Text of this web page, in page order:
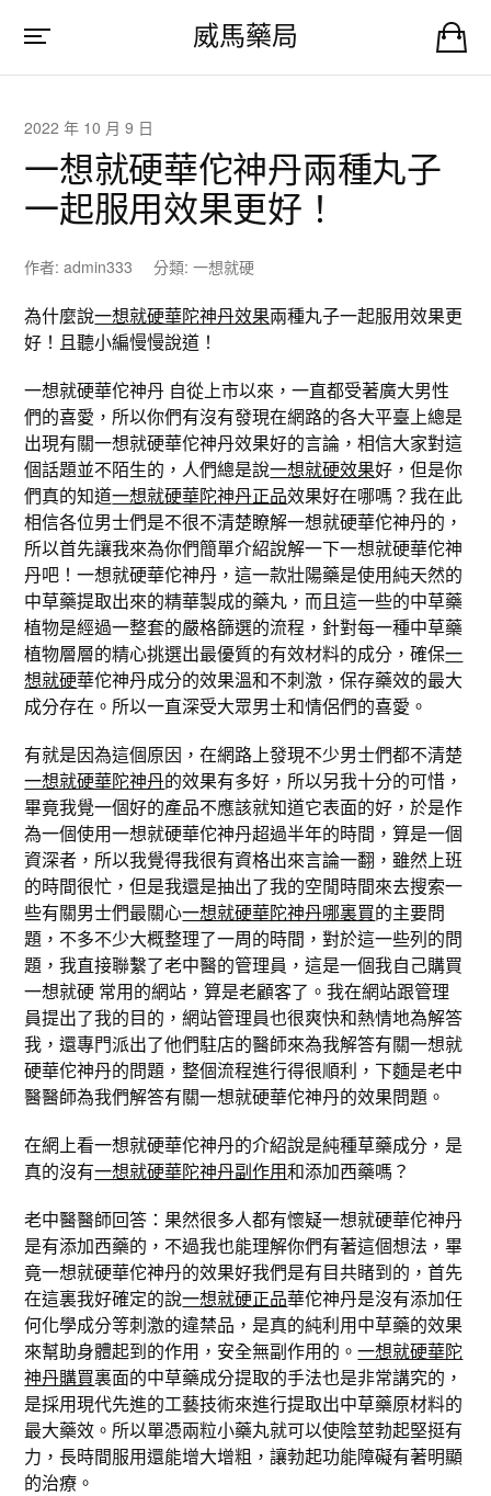
威馬藥局
2022 年 10 月 9 日
一想就硬華佗神丹兩種丸子
一起服用效果更好！
作者:admin333 分類: 一想就硬
為什麼說一想就硬華陀神丹效果兩種丸子一起服用效果更
好！且聽小編慢慢說道！
一想就硬華佗神丹 自從上市以來，一直都受著廣大男性
們的喜愛，所以你們有沒有發現在網路的各大平臺上總是
出現有關一想就硬華佗神丹效果好的言論，相信大家對這
個話題並不陌生的，人們總是說一想就硬效果好，但是你
們真的知道一想就硬華陀神丹正品效果好在哪嗎？我在此
相信各位男士們是不很不清楚瞭解一想就硬華佗神丹的，
所以首先讓我來為你們簡單介紹說解一下一想就硬華佗神
丹吧！一想就硬華佗神丹，這一款壯陽藥是使用純天然的
中草藥提取出來的精華製成的藥丸，而且這一些的中草藥
植物是經過一整套的嚴格篩選的流程，針對每一種中草藥
植物層層的精心挑選出最優質的有效材料的成分，確保一
想就硬華佗神丹成分的效果溫和不刺激，保存藥效的最大
成分存在。所以一直深受大眾男士和情侶們的喜愛。
有就是因為這個原因，在網路上發現不少男士們都不清楚
一想就硬華陀神丹的效果有多好，所以另我十分的可惜，
畢竟我覺一個好的產品不應該就知道它表面的好，於是作
為一個使用一想就硬華佗神丹超過半年的時間，算是一個
資深者，所以我覺得我很有資格出來言論一翻，雖然上班
的時間很忙，但是我還是抽出了我的空閒時間來去搜索一
些有關男士們最關心一想就硬華陀神丹哪裏買的主要問
題，不多不少大概整理了一周的時間，對於這一些列的問
題，我直接聯繫了老中醫的管理員，這是一個我自己購買
一想就硬 常用的網站，算是老顧客了。我在網站跟管理
員提出了我的目的，網站管理員也很爽快和熱情地為解答
我，還專門派出了他們駐店的醫師來為我解答有關一想就
硬華佗神丹的問題，整個流程進行得很順利，下麵是老中
醫醫師為我們解答有關一想就硬華佗神丹的效果問題。
在網上看一想就硬華佗神丹的介紹說是純種草藥成分，是
真的沒有一想就硬華陀神丹副作用和添加西藥嗎？
老中醫醫師回答：果然很多人都有懷疑一想就硬華佗神丹
是有添加西藥的，不過我也能理解你們有著這個想法，畢
竟一想就硬華佗神丹的效果好我們是有目共睹到的，首先
在這裏我好確定的說一想就硬正品華佗神丹是沒有添加任
何化學成分等刺激的違禁品，是真的純利用中草藥的效果
來幫助身體起到的作用，安全無副作用的。一想就硬華陀
神丹購買裏面的中草藥成分提取的手法也是非常講究的，
是採用現代先進的工藝技術來進行提取出中草藥原材料的
最大藥效。所以單憑兩粒小藥丸就可以使陰莖勃起堅挺有
力，長時間服用還能增大增粗，讓勃起功能障礙有著明顯
的治療。